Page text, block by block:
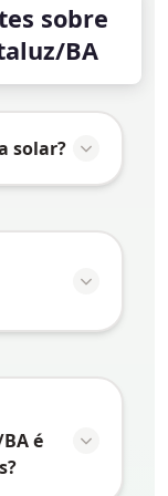
sobre
BA
solar?
fatores:
maior o
e
de
a tarifa
o
é